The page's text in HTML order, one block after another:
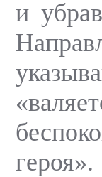
и
героя».